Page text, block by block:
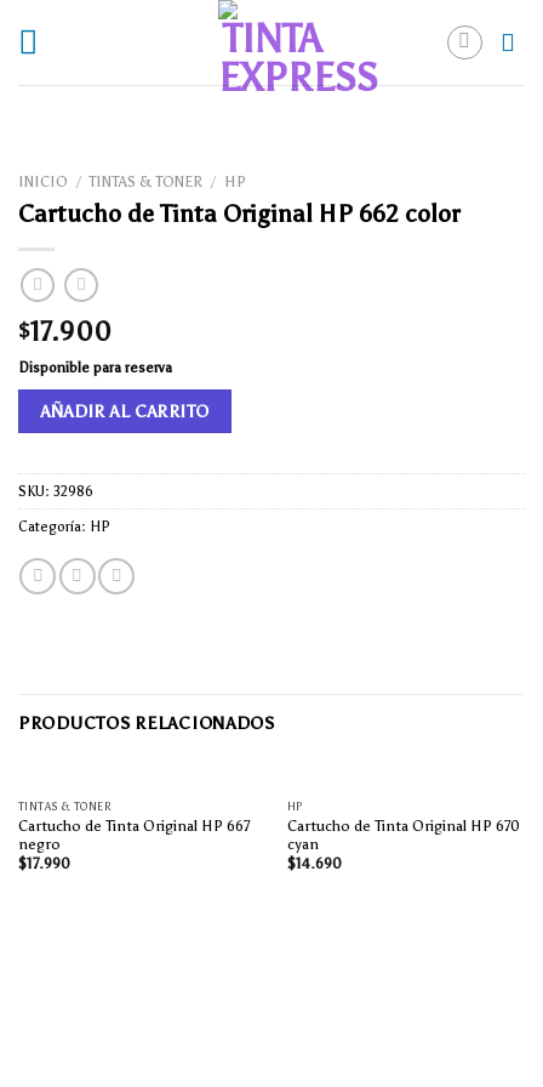
INICIO / TINTAS & TONER / HP
Cartucho de Tinta Original HP 662 color
$17.900
Disponible para reserva
AÑADIR AL CARRITO
SKU: 32986
Categoría: HP
PRODUCTOS RELACIONADOS
TINTAS & TONER
Cartucho de Tinta Original HP 667
negro
$17.990
HP
Cartucho de Tinta Original HP 670
cyan
$14.690